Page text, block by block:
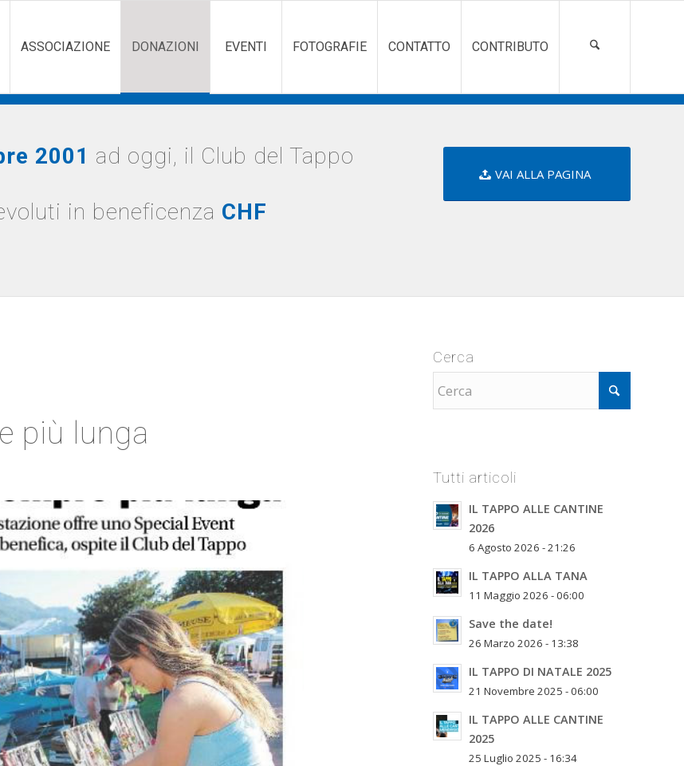
ASSOCIAZIONE DONAZIONI EVENTI FOTOGRAFIE CONTATTO CONTRIBUTO
2001 ad oggi, il Club del Tappo
in beneficenza CHF
VAI ALLA PAGINA
più lunga
Cerca
Tutti articoli
IL TAPPO ALLE CANTINE
2026
6 Agosto 2026 - 21:26
IL TAPPO ALLA TANA
11 Maggio 2026 - 06:00
Save the date!
26 Marzo 2026 - 13:38
IL TAPPO DI NATALE 2025
21 Novembre 2025 - 06:00
IL TAPPO ALLE CANTINE
2025
25 Luglio 2025 - 16:34